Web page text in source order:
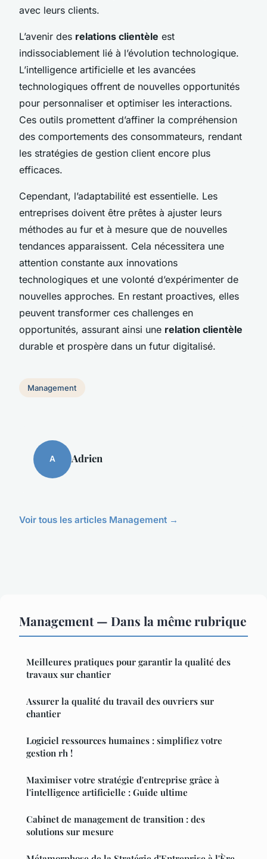
avec leurs clients.
L’avenir des relations clientèle est
indissociablement lié à l’évolution technologique.
L’intelligence artificielle et les avancées
technologiques offrent de nouvelles opportunités
pour personnaliser et optimiser les interactions.
Ces outils promettent d’affiner la compréhension
des comportements des consommateurs, rendant
les stratégies de gestion client encore plus
efficaces.
Cependant, l’adaptabilité est essentielle. Les
entreprises doivent être prêtes à ajuster leurs
méthodes au fur et à mesure que de nouvelles
tendances apparaissent. Cela nécessitera une
attention constante aux innovations
technologiques et une volonté d’expérimenter de
nouvelles approches. En restant proactives, elles
peuvent transformer ces challenges en
opportunités, assurant ainsi une relation clientèle
durable et prospère dans un futur digitalisé.
Management
A Adrien
Voir tous les articles Management →
Management — Dans la même rubrique
Meilleures pratiques pour garantir la qualité des
travaux sur chantier
Assurer la qualité du travail des ouvriers sur
chantier
Logiciel ressources humaines : simplifiez votre
gestion rh !
Maximiser votre stratégie d'entreprise grâce à
l'intelligence artificielle : Guide ultime
Cabinet de management de transition : des
solutions sur mesure